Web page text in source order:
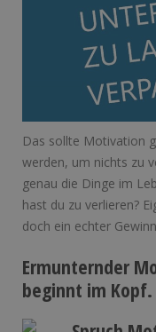
Das sollte Motivation
werden, um nichts zu
genau die Dinge im
hast du zu verlieren?
doch ein echter
Ermunternder
beginnt im